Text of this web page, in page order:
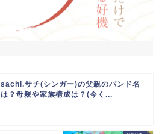
sachi.サチ(シンガー)の父親のバンド名
は？母親や家族構成は？(今く...